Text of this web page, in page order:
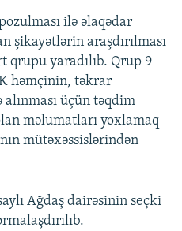
ilə əlaqədar
şikayətlərin araşdırılması
qrupu yaradılıb. Qrup 9
həmçinin, təkrar
üçün təqdim
məlumatları yoxlamaq
mütəxəssislərindən
Ağdaş dairəsinin seçki